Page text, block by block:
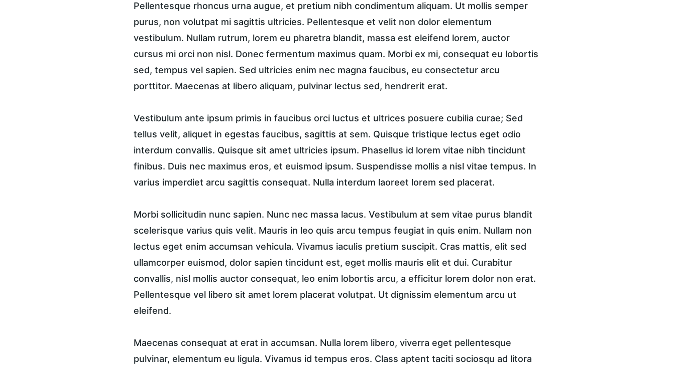
Pellentesque rhoncus urna augue, et pretium nibh condimentum aliquam. Ut mollis semper
purus, non volutpat mi sagittis ultricies. Pellentesque et velit non dolor elementum
vestibulum. Nullam rutrum, lorem eu pharetra blandit, massa est eleifend lorem, auctor
cursus mi orci non nisl. Donec fermentum maximus quam. Morbi ex mi, consequat eu lobortis
sed, tempus vel sapien. Sed ultricies enim nec magna faucibus, eu consectetur arcu
porttitor. Maecenas at libero aliquam, pulvinar lectus sed, hendrerit erat.
Vestibulum ante ipsum primis in faucibus orci luctus et ultrices posuere cubilia curae; Sed
tellus velit, aliquet in egestas faucibus, sagittis at sem. Quisque tristique lectus eget odio
interdum convallis. Quisque sit amet ultricies ipsum. Phasellus id lorem vitae nibh tincidunt
finibus. Duis nec maximus eros, et euismod ipsum. Suspendisse mollis a nisl vitae tempus. In
varius imperdiet arcu sagittis consequat. Nulla interdum laoreet lorem sed placerat.
Morbi sollicitudin nunc sapien. Nunc nec massa lacus. Vestibulum at sem vitae purus blandit
scelerisque varius quis velit. Mauris in leo quis arcu tempus feugiat in quis enim. Nullam non
lectus eget enim accumsan vehicula. Vivamus iaculis pretium suscipit. Cras mattis, elit sed
ullamcorper euismod, dolor sapien tincidunt est, eget mollis mauris elit et dui. Curabitur
convallis, nisl mollis auctor consequat, leo enim lobortis arcu, a efficitur lorem dolor non erat.
Pellentesque vel libero sit amet lorem placerat volutpat. Ut dignissim elementum arcu ut
eleifend.
Maecenas consequat at erat in accumsan. Nulla lorem libero, viverra eget pellentesque
pulvinar, elementum eu ligula. Vivamus id tempus eros. Class aptent taciti sociosqu ad litora